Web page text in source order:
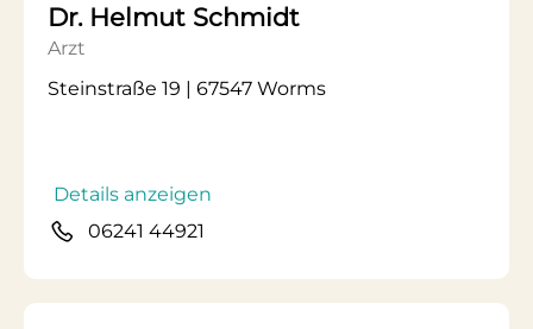
Dr. Helmut Schmidt
Arzt
Steinstraße 19 | 67547 Worms
Details anzeigen
06241 44921